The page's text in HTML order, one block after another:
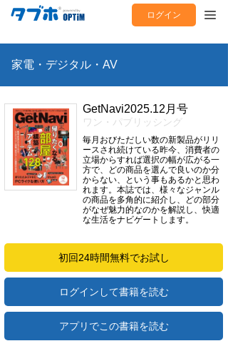
ログイン
家電・デジタル・AV
GetNavi2025.12月号
ワン・パブリッシング
毎月おびただしい数の新製品がリリ
ースされ続けている昨今、消費者の
立場からすれば選択の幅が広がる一
方で、どの商品を選んで良いのか分
からない、という事もあるかと思わ
れます。本誌では、様々なジャンル
の商品を多角的に紹介し、どの部分
がなぜ魅力的なのかを解説し、快適
な生活をナビゲートします。
初回24時間無料でお試し
ログインして書籍を読む
アプリでこの書籍を読む